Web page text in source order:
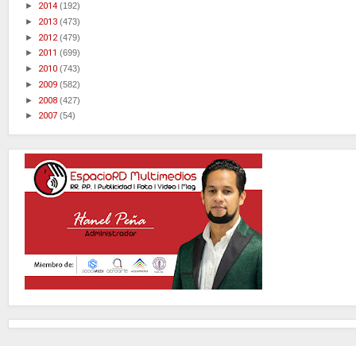
► 2014 (192)
► 2013 (473)
► 2012(479)
► 2011 (699)
► 2010 (743)
► 2009 (582)
► 2008 (427)
► 2007 (54)